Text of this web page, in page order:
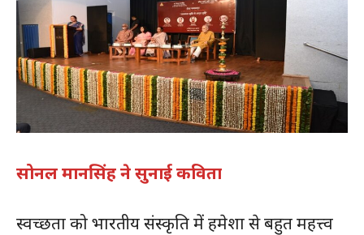
सोनल मानसिंह ने सुनाई कविता
स्वच्छता को भारतीय संस्कृति में हमेशा से बहुत महत्त्व